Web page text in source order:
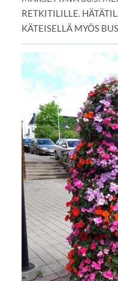
RETKITILILLE.
KÄTEISELLÄ MYÖS